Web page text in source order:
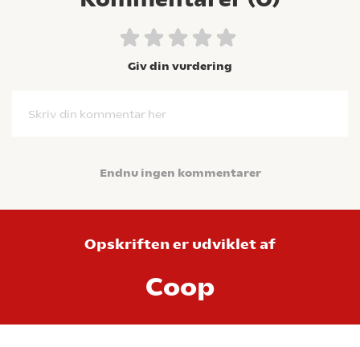
Giv din vurdering
Skriv din kommentar her
Endnu ingen kommentarer
Opskriften er udviklet af
Coop